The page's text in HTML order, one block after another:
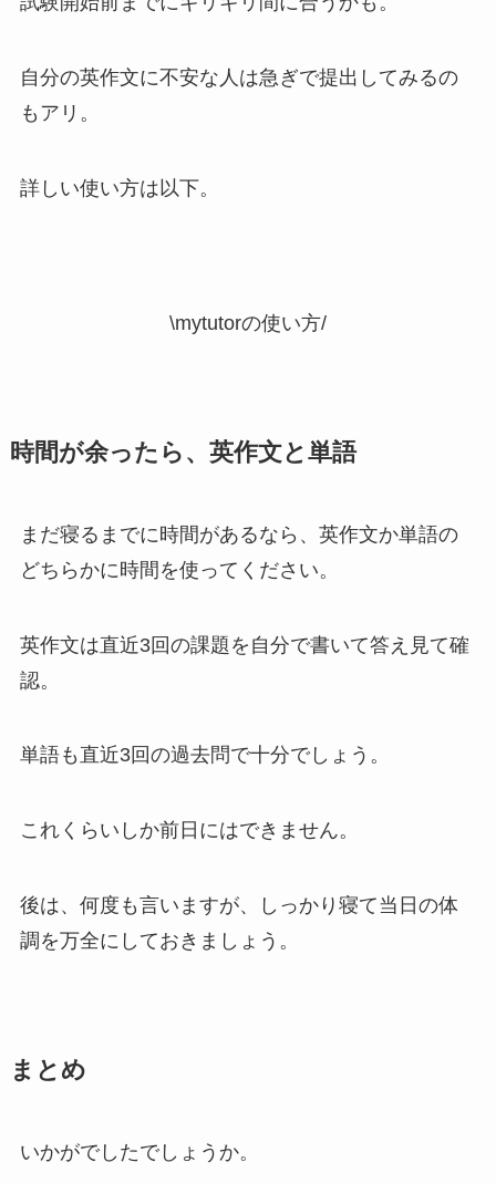
自分の英作文に不安な人は急ぎで提出してみるの
もアリ。
詳しい使い方は以下。
\mytutorの使い方/
時間が余ったら、英作文と単語
まだ寝るまでに時間があるなら、英作文か単語の
どちらかに時間を使ってください。
英作文は直近3回の課題を自分で書いて答え見て確
認。
単語も直近3回の過去問で十分でしょう。
これくらいしか前日にはできません。
後は、何度も言いますが、しっかり寝て当日の体
調を万全にしておきましょう。
まとめ
いかがでしたでしょうか。